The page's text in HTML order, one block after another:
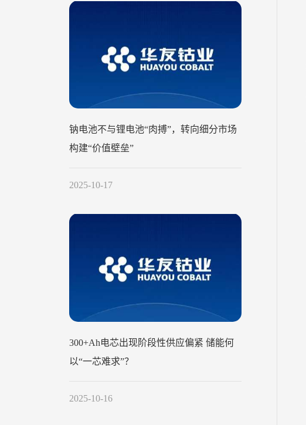
钠电池不与锂电池“肉搏”，转向细分市场
构建“价值壁垒”
2025-10-17
300+Ah电芯出现阶段性供应偏紧 储能何
以“一芯难求”？
2025-10-16